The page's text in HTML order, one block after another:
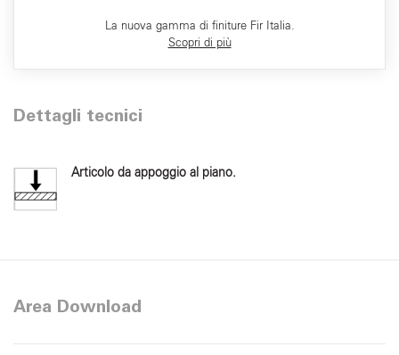
La nuova gamma di finiture Fir Italia.
Scopri di più
Dettagli tecnici
Articolo da appoggio al piano.
Area Download